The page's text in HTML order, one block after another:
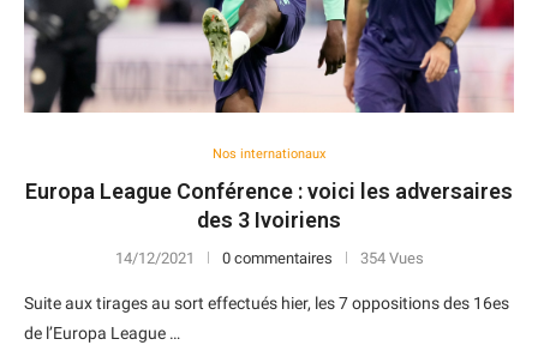
Nos internationaux
Europa League Conférence : voici les adversaires
des 3 Ivoiriens
14/12/2021 0 commentaires 354 Vues
Suite aux tirages au sort effectués hier, les 7 oppositions des 16es
de l’Europa League …